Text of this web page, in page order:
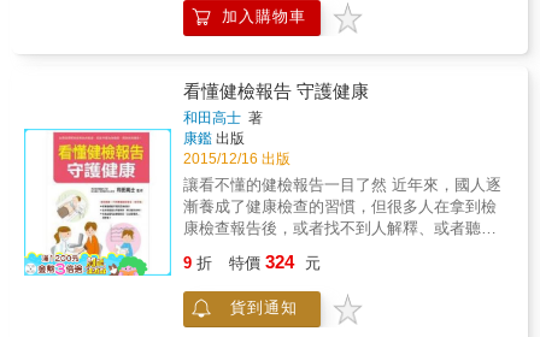
範大公開！ 讀完這本書，你會學到： ★一眼看
出醫生開給你的藥有沒有抗生素，從此不再藥
單全收？ ★適度的健檢項目與頻率為何？怎麼
免費？若想更周全，多做哪一項就夠？ ★想避
開卵巢癌、睪丸癌、甲狀腺癌，你得少喝脫脂
奶，為什麼？ ★預防腦瘤、心肌梗塞，與其動
刀，不如降三高，怎麼做？用吃的就辦得到！
腎臟科醫師的良心建言！不想越醫越病，你一
定要看這本書！ 根據全球資料庫網站
「Numbeo」公布的醫療保健指數排名，臺灣的
醫療保健不僅是亞洲第一，也是世界第一。但
在這個冠軍寶座背後，我們的健保福利卻面臨
日不敷出的窘境，其中最燒錢的病症，不是一
般民眾認知的慢性病大宗糖尿病、高血壓等，
而是慢性腎臟病，據衛生福利部統計2019年全
是以這樣的初衷，帶給讀者更多的知識，引領
讀者掌握自己的身體狀況，進而能打造出更美
好的未來。 本書特色 ◎每一則健康檢查知識皆
採一面文章，搭配一面圖片的風格，閱讀本身
輕鬆無負擔，適合用作健康議題推廣用。 ◎市
面過敏書籍大多仍以自己在家健康檢查的觀念
書為主；少以「科普」式觀點切入。故，本書
分兩部分：第一部分以學理切入，帶領讀者讀
懂在各項健康檢查中晦澀的詞彙與專有名詞，
使讀者知其然亦知所以然；第二部分則使讀者
了解，當面對醫師時，醫生口中一些常聽到的
疾病，究竟代表什麼意思，而又該如何往哪裡
尋求協助呢？幫助讀者更能掌握自己的身體狀
況。本書便是從學理與生活雙管齊下介紹健康
檢查。 ◎本書羅列101條關於檢康檢查與身體
繭來了解自己的原始性格及壓力來源，還可以
過判讀腳趾，引導出最理想的自己 ◎足部DIY
療法&mdash;&mdash;從按摩、去角質、走路
方式，教你保養足部的正確方法，讓人生時來
運轉 譬如你可以觀察雙腳，並回答下列5項問
題。你寫出的答案，其實代表從腳掌所傳遞出
的身體訊息。現在請透過這五項問題，解讀其
中的含意，並且和自己的腳對話吧！： 1.請看
看自己雙腳的外觀，列出兩到三項從腳趾甲到
整體外觀的感想。 代表你「過去的關鍵字」 2.
表你「目前最在乎的人生課題」 3.你最喜歡、
最引以為傲的腳趾是哪一根？為什麼？ 代表你
加入購物車
看懂健檢報告 守護健康
和田高士 著
康鑑 出版
2015/12/16 出版
讓看不懂的健檢報告一目了然 近年來，國人逐
漸養成了健康檢查的習慣，但很多人在拿到檢
康檢查報告後，或者找不到人解釋、或者聽不
的報告上沒有紅字後，就把健康檢查報告書放
到一旁去了。如果不懂這些數字代表什麼，等
於沒有做健康檢查！本書從基礎開始，分門別
9 折 特價 324 元
貨到通知